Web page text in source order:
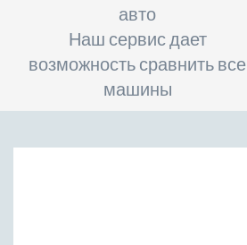
авто
Наш сервис дает
возможность сравнить все
машины